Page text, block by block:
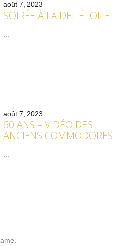
août 7, 2023
SOIRÉE À LA DEL ÉTOILE
août 7, 2023
60 ANS – VIDÉO DES
ANCIENS COMMODORES